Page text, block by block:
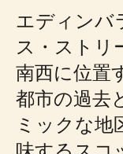
エディンバ
ス・ストリ
南西に位置
都市の過去
ミックな地